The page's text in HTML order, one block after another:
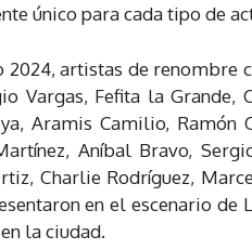
único para cada tipo de
artistas de renombre
Vargas, Fefita la
Aramis Camilio, Ramón
Aníbal Bravo,
Charlie Rodríguez,
en el escenario
la ciudad.